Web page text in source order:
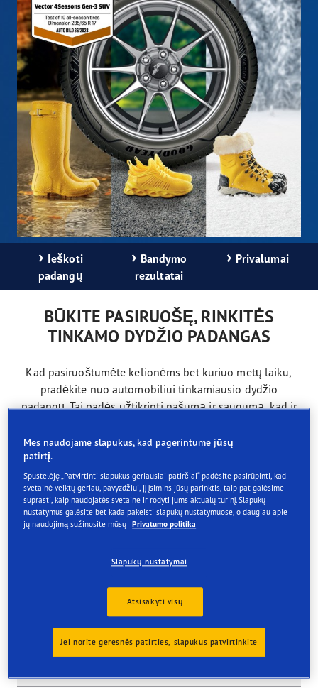
› Ieškoti
padangų
› Bandymo
rezultatai
› Privalumai
BŪKITE PASIRUOŠĘ, RINKITĖS
TINKAMO DYDŽIO PADANGAS
Kad pasiruoštumėte kelionėms bet kuriuo metų laiku,
pradėkite nuo automobiliui tinkamiausio dydžio
padangų. Tai padės užtikrinti našumą ir saugumą, kad ir
paieška ir raskite tinkamiausias:
Ratlankio skersmuo: 14
Ratlankio skersmuo: 15
Ratlankio skersmuo: 17
Mes naudojame slapukus, kad pagerintume jūsų
patirtį.
Spustelėję „Patvirtinti slapukus geriausiai patirčiai“ padėsite pasirūpinti, kad
svetainė veiktų geriau, pavyzdžiui, jį įsimins jūsų parinktis, taip pat galėsime
suprasti, kaip naudojatės svetaine ir rodyti jums aktualų turinį. Slapukų
nustatymus galėsite bet kada pakeisti slapukų nustatymuose, o daugiau apie
jų naudojimą sužinosite mūsų Privatumo politika
Slapukų nustatymai
Atsisakyti visų
Jei norite geresnės patirties, slapukus patvirtinkite